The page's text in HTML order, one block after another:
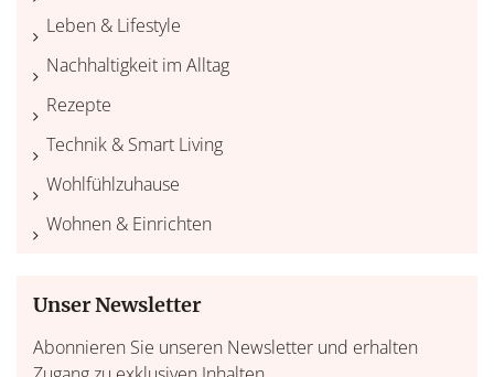
Leben & Lifestyle
Nachhaltigkeit im Alltag
Rezepte
Technik & Smart Living
Wohlfühlzuhause
Wohnen & Einrichten
Unser Newsletter
Abonnieren Sie unseren Newsletter und erhalten